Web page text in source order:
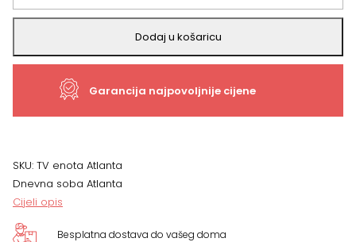
za
TV
182
57
Dodaj u košaricu
Garancija najpovoljnije cijene
SKU: TV enota Atlanta
Dnevna soba Atlanta
Cijeli opis
Besplatna dostava do vašeg doma